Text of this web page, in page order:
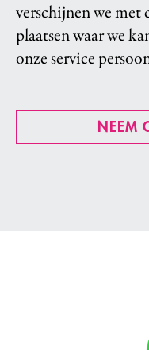
verschijnen we met
plaatsen waar we
onze service
NEEM